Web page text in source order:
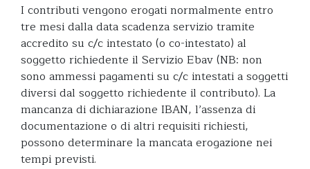
I contributi vengono erogati normalmente entro
tre mesi dalla data scadenza servizio tramite
accredito su c/c intestato (o co-intestato) al
soggetto richiedente il Servizio Ebav (NB: non
sono ammessi pagamenti su c/c intestati a soggetti
diversi dal soggetto richiedente il contributo). La
mancanza di dichiarazione IBAN, l’assenza di
documentazione o di altri requisiti richiesti,
possono determinare la mancata erogazione nei
tempi previsti.